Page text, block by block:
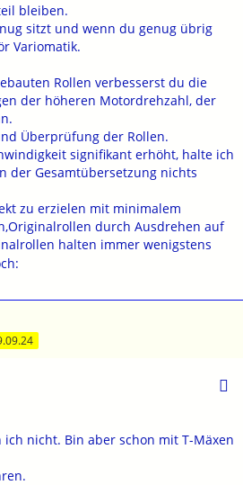
bleiben.
sitzt und wenn du genug übrig
Variomatik.
Rollen verbesserst du die
der höheren Motordrehzahl, der
Überprüfung der Rollen.
signifikant erhöht, halte ich
der Gesamtübersetzung nichts
zu erzielen mit minimalem
durch Ausdrehen auf
halten immer wenigstens
nicht. Bin aber schon mit T-Mäxen